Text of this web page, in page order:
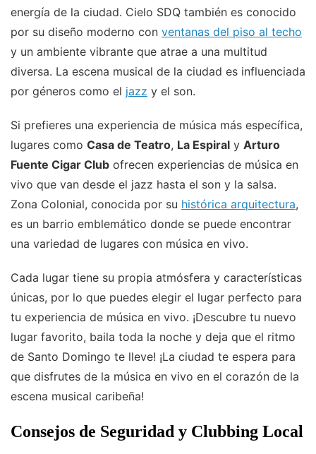
energía de la ciudad. Cielo SDQ también es conocido
por su diseño moderno con ventanas del piso al techo
y un ambiente vibrante que atrae a una multitud
diversa. La escena musical de la ciudad es influenciada
por géneros como el jazz y el son.
Si prefieres una experiencia de música más específica,
lugares como Casa de Teatro, La Espiral y Arturo
Fuente Cigar Club ofrecen experiencias de música en
vivo que van desde el jazz hasta el son y la salsa.
Zona Colonial, conocida por su histórica arquitectura,
es un barrio emblemático donde se puede encontrar
una variedad de lugares con música en vivo.
Cada lugar tiene su propia atmósfera y características
únicas, por lo que puedes elegir el lugar perfecto para
tu experiencia de música en vivo. ¡Descubre tu nuevo
lugar favorito, baila toda la noche y deja que el ritmo
de Santo Domingo te lleve! ¡La ciudad te espera para
que disfrutes de la música en vivo en el corazón de la
escena musical caribeña!
Consejos de Seguridad y Clubbing Local